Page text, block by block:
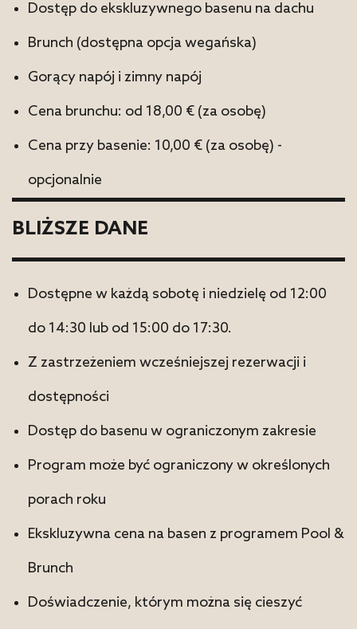
Dostęp do ekskluzywnego basenu na dachu
Brunch (dostępna opcja wegańska)
Gorący napój i zimny napój
Cena brunchu: od 18,00 € (za osobę)
Cena przy basenie: 10,00 € (za osobę) -
opcjonalnie
BLIŻSZE DANE
Dostępne w każdą sobotę i niedzielę od 12:00
do 14:30 lub od 15:00 do 17:30.
Z zastrzeżeniem wcześniejszej rezerwacji i
dostępności
Dostęp do basenu w ograniczonym zakresie
Program może być ograniczony w określonych
porach roku
Ekskluzywna cena na basen z programem Pool &
Brunch
Doświadczenie, którym można się cieszyć